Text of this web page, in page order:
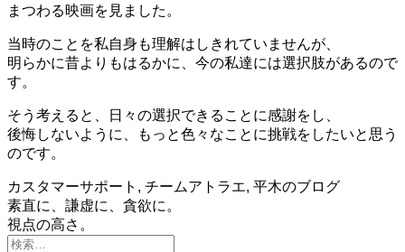
まつわる映画を見ました。
当時のことを私自身も理解はしきれていませんが、
明らかに昔よりもはるかに、今の私達には選択肢があるので
す。
そう考えると、日々の選択できることに感謝をし、
後悔しないように、もっと色々なことに挑戦をしたいと思う
のです。
カスタマーサポート , チームアトラエ, 平木のブログ
投
稿
素直に、謙虚に、貪欲に。
視点の高さ。